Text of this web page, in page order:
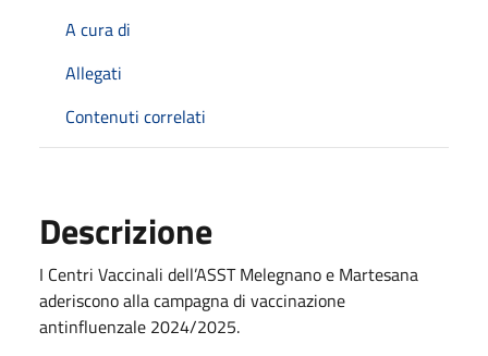
A cura di
Allegati
Contenuti correlati
Descrizione
I Centri Vaccinali dell’ASST Melegnano e Martesana
aderiscono alla campagna di vaccinazione
antinfluenzale 2024/2025.